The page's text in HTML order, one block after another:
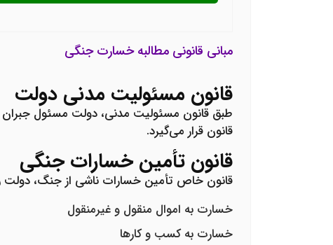
مبانی قانونی مطالبه خسارت جنگی
قانون مسئولیت مدنی دولت
طبق قانون مسئولیت مدنی، دولت مسئول
قانون قرار می‌گیرد.
قانون تأمین خسارات جنگی
قانون خاص تأمین خسارات ناشی از جنگ، دولت
خسارت به اموال منقول و غیرمنقول
خسارت به کسب و کارها